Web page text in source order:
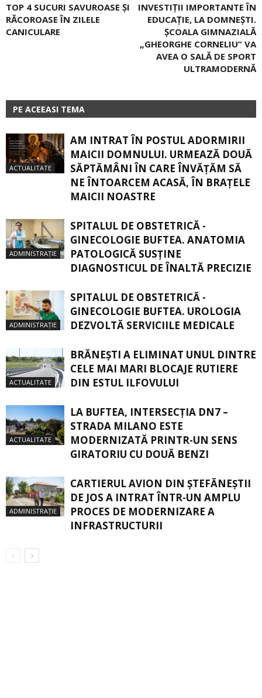
TOP 4 SUCURI SAVUROASE ȘI
RĂCOROASE ÎN ZILELE
CANICULARE
INVESTIȚII IMPORTANTE ÎN
EDUCAȚIE, LA DOMNEȘTI.
ŞCOALA GIMNAZIALĂ
„GHEORGHE CORNELIU” VA
AVEA O SALĂ DE SPORT
ULTRAMODERNĂ
PE ACEEASI TEMA
ACTUALITATE
AM INTRAT ÎN POSTUL ADORMIRII
MAICII DOMNULUI. URMEAZĂ DOUĂ
SĂPTĂMÂNI ÎN CARE ÎNVĂŢĂM SĂ
NE ÎNTOARCEM ACASĂ, ÎN BRAŢELE
MAICII NOASTRE
ADMINISTRAȚIE
SPITALUL DE OBSTETRICĂ -
GINECOLOGIE BUFTEA. ANATOMIA
PATOLOGICĂ SUSŢINE
DIAGNOSTICUL DE ÎNALTĂ PRECIZIE
ADMINISTRAȚIE
SPITALUL DE OBSTETRICĂ -
GINECOLOGIE BUFTEA. UROLOGIA
DEZVOLTĂ SERVICIILE MEDICALE
ACTUALITATE
BRĂNEȘTI A ELIMINAT UNUL DINTRE
CELE MAI MARI BLOCAJE RUTIERE
DIN ESTUL ILFOVULUI
ACTUALITATE
LA BUFTEA, INTERSECŢIA DN7 –
STRADA MILANO ESTE
MODERNIZATĂ PRINTR-UN SENS
GIRATORIU CU DOUĂ BENZI
ADMINISTRAȚIE
CARTIERUL AVION DIN ŞTEFĂNEŞTII
DE JOS A INTRAT ÎNTR-UN AMPLU
PROCES DE MODERNIZARE A
INFRASTRUCTURII